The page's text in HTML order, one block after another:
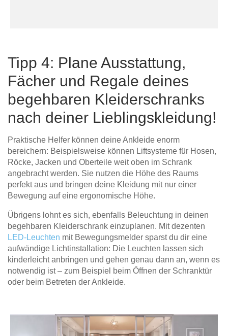
Tipp 4: Plane Ausstattung,
Fächer und Regale deines
begehbaren Kleiderschranks
nach deiner Lieblingskleidung!
Praktische Helfer können deine Ankleide enorm
bereichern: Beispielsweise können Liftsysteme für Hosen,
Röcke, Jacken und Oberteile weit oben im Schrank
angebracht werden. Sie nutzen die Höhe des Raums
perfekt aus und bringen deine Kleidung mit nur einer
Bewegung auf eine ergonomische Höhe.
Übrigens lohnt es sich, ebenfalls Beleuchtung in deinen
begehbaren Kleiderschrank einzuplanen. Mit dezenten
LED-Leuchten mit Bewegungsmelder sparst du dir eine
aufwändige Lichtinstallation: Die Leuchten lassen sich
kinderleicht anbringen und gehen genau dann an, wenn es
notwendig ist – zum Beispiel beim Öffnen der Schranktür
oder beim Betreten der Ankleide.